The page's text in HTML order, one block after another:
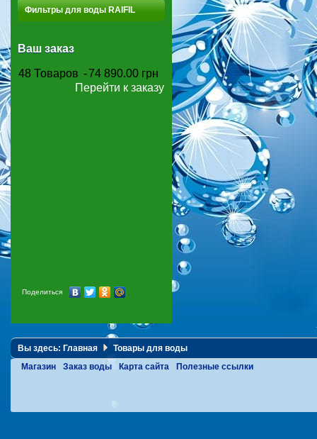
Фильтры для воды RAIFIL
Ваш заказ
48 Товаров -74 890.00 грн
Перейти к заказу
Поделиться
Вы здесь: Главная
Товары для воды
Магазин
Заказ воды Карта сайта Полезные ссылки